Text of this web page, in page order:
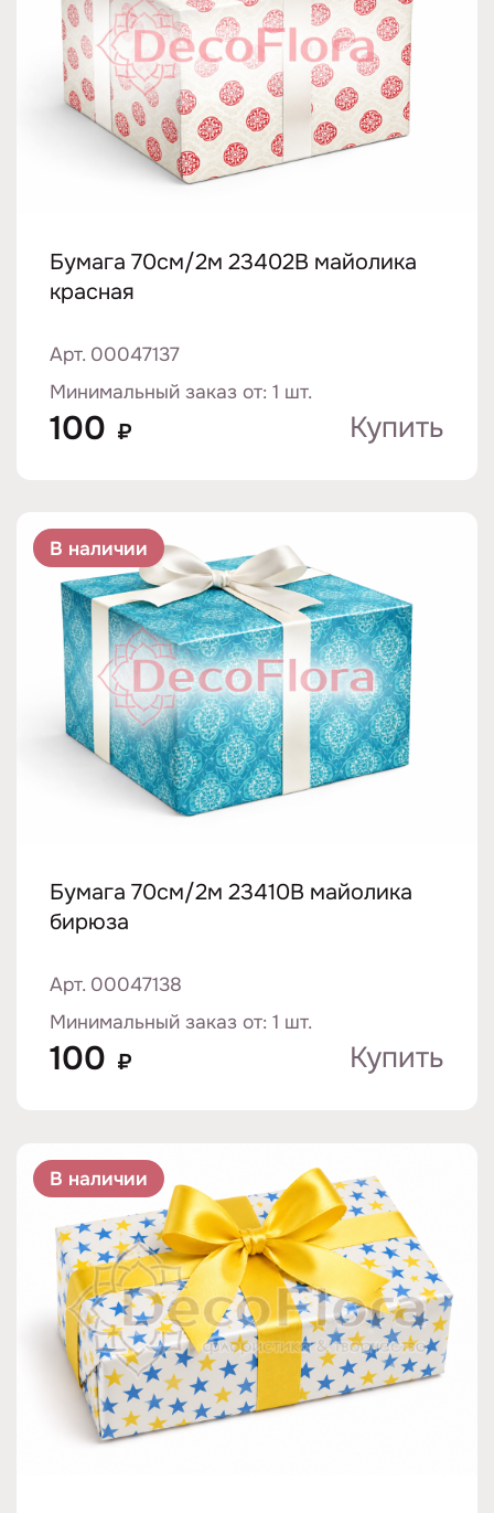
Бумага 70см/2м 23402B майолика
красная
Арт. 00047137
Минимальный заказ от: 1 шт.
100 ₽ Купить
В наличии
Бумага 70см/2м 23410B майолика
бирюза
Арт. 00047138
Минимальный заказ от: 1 шт.
100 ₽ Купить
В наличии